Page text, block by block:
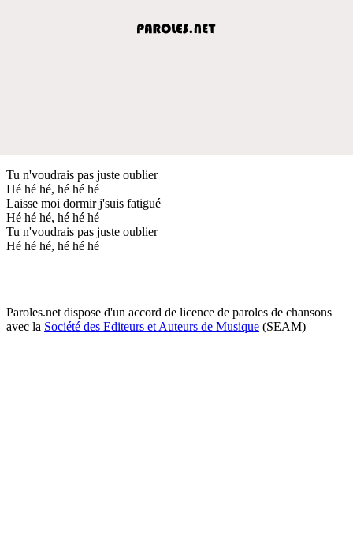
Tu n'voudrais pas juste oublier
Hé hé hé, hé hé hé
Laisse moi dormir j'suis fatigué
Hé hé hé, hé hé hé
Tu n'voudrais pas juste oublier
Hé hé hé, hé hé hé
Paroles.net dispose d'un accord de licence de paroles de chansons
avec la Société des Editeurs et Auteurs de Musique (SEAM)